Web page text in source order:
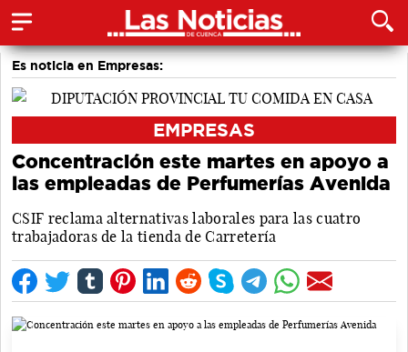
Es noticia en Empresas:
EMPRESAS
Concentración este martes en apoyo a
las empleadas de Perfumerías Avenida
CSIF reclama alternativas laborales para las cuatro
trabajadoras de la tienda de Carretería